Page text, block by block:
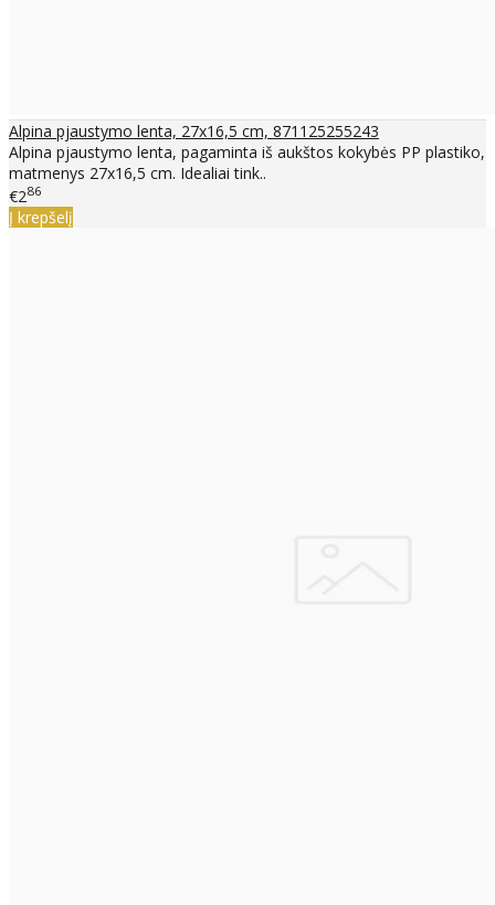
Alpina pjaustymo lenta, 27x16,5 cm, 871125255243
Alpina pjaustymo lenta, pagaminta iš aukštos kokybės PP plastiko,
matmenys 27x16,5 cm. Idealiai tink..
€286
Į krepšelį